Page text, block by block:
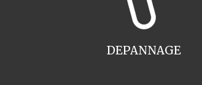
DEPANNAGE